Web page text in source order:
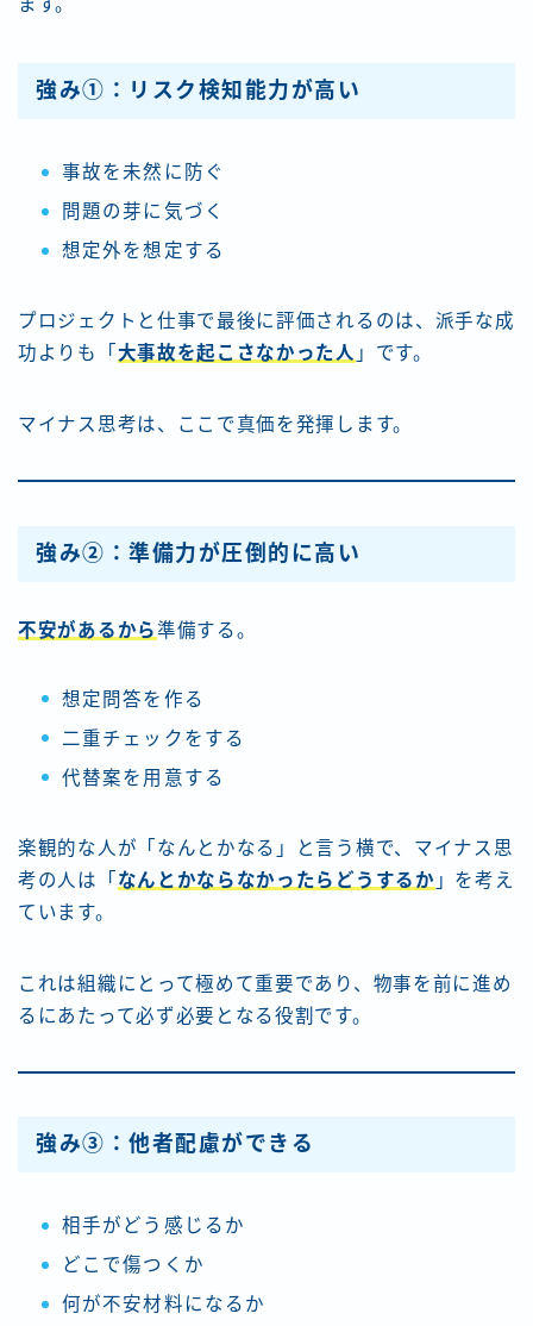
強み①：リスク検知能力が高い
事故を未然に防ぐ
問題の芽に気づく
想定外を想定する
プロジェクトと仕事で最後に評価されるのは、派手な成
功よりも「 大事故を起こさなかった人 」です。
マイナス思考は、ここで真価を発揮します。
強み②：準備力が圧倒的に高い
不安があるから準備する。
想定問答を作る
二重チェックをする
代替案を用意する
楽観的な人が「なんとかなる」と言う横で、マイナス思
考の人は「 なんとかならなかったらどうするか 」を考え
ています。
これは組織にとって極めて重要であり、物事を前に進め
るにあたって必ず必要となる役割です。
強み③：他者配慮ができる
相手がどう感じるか
どこで傷つくか
何が不安材料になるか